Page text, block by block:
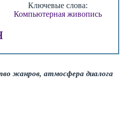
Ключевые слова:
Компьютерная живопись
жанров, атмосфера диалога